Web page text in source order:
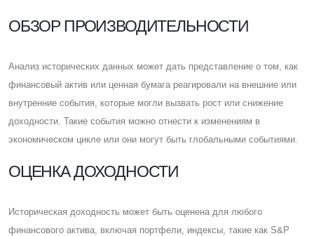
ОБЗОР ПРОИЗВОДИТЕЛЬНОСТИ
Анализ исторических данных может дать представление о том, как
финансовый актив или ценная бумага реагировали на внешние или
внутренние события, которые могли вызвать рост или снижение
доходности. Такие события можно отнести к изменениям в
экономическом цикле или они могут быть глобальными событиями.
ОЦЕНКА ДОХОДНОСТИ
Историческая доходность может быть оценена для любого
финансового актива, включая портфели, индексы, такие как S&P